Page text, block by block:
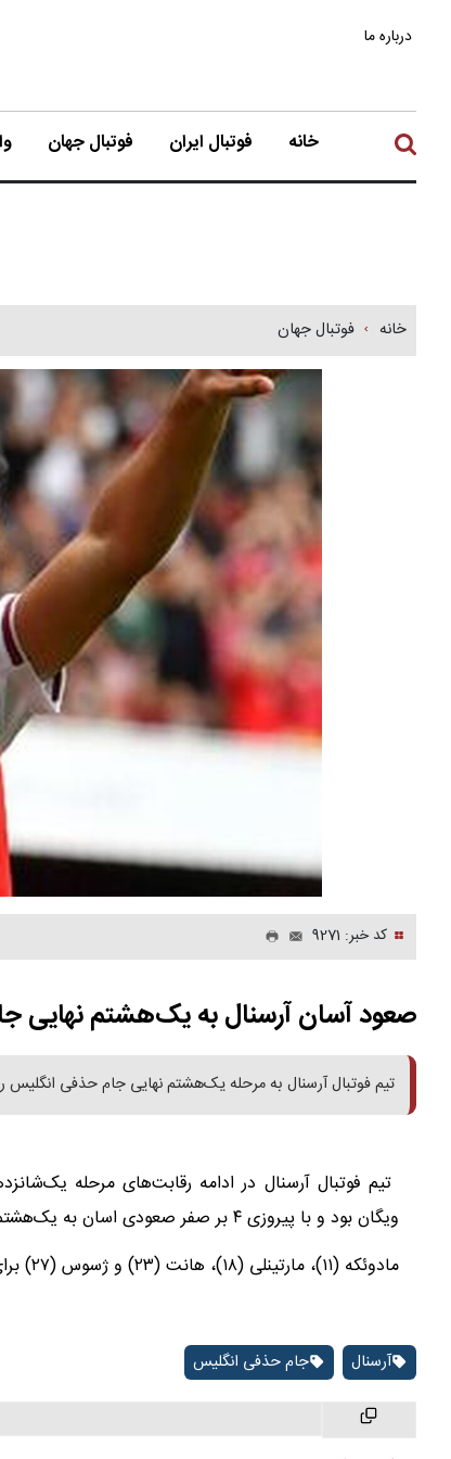
درباره ما
خانه فوتبال ایران فوتبال جهان
خانه فوتبال جهان
کد خبر: 9271
‌صعود آسان آرسنال به یک‌هشتم نهایی
تیم فوتبال آرسنال به مرحله یک‌هشتم نهایی جام حذفی انگلیس
ویگان بود و با پیروزی ۴ بر صفر صعودی اسان به یک‌هشتم نهایی داشت.
مادوئکه (۱۱)، مارتینلی (۱۸)، هانت (۲۳) و ژسوس (۲۷) برای توپچی‌ها در این بازی گلزنی کردند.
آرسنال جام حذفی انگلیس